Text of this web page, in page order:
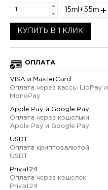
15ml+55ml
КУПИТЬ В 1 КЛИК
ОПЛАТА
VISA и MasterCard
Оплата через кассы LiqPay и
MonoPay
Apple Pay и Google Pay
Оплата через кошельки
Apple Pay и Google Pay
USDT
Оплата криптовалютой
USDT
Privat24
Оплата через кошелек
Privat24